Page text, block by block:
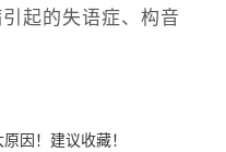
起的失语症、构音
因！建议收藏！